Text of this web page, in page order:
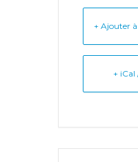
+ Ajouter
+